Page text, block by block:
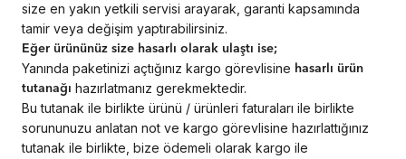
size en yakın yetkili servisi arayarak, garanti kapsamında
tamir veya değişim yaptırabilirsiniz.
Eğer ürününüz size hasarlı olarak ulaştı ise;
Yanında paketinizi açtığınız kargo görevlisine hasarlı ürün
tutanağı hazırlatmanız gerekmektedir.
Bu tutanak ile birlikte ürünü / ürünleri faturaları ile birlikte
sorununuzu anlatan not ve kargo görevlisine hazırlattığınız
tutanak ile birlikte, bize ödemeli olarak kargo ile